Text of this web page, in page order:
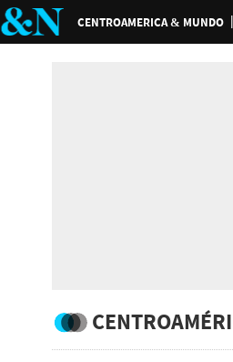
CENTROAMERICA & MUNDO